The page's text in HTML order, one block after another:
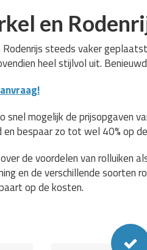
en
Rodenrijs steeds vaker
heel stijlvol uit.
snel mogelijk de prijsopgaven
bespaar zo tot wel 40% op
de voordelen van rolluiken
en de verschillende soorten
op de kosten.